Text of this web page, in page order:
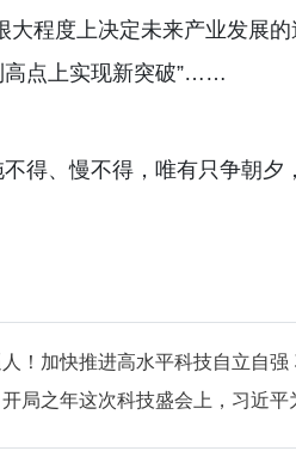
大程度上决定未来产业发展
高点上实现新突破”……
得、慢不得，唯有只争朝夕
！加快推进高水平科技自立自
局之年这次科技盛会上，习近